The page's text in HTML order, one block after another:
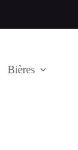
Bières